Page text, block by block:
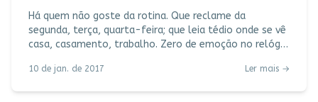
Há quem não goste da rotina. Que reclame da
segunda, terça, quarta-feira; que leia tédio onde se vê
casa, casamento, trabalho. Zero de emoção no relógio
que não se reinventa, no velho e bom pão com
10 de jan. de 2017 Ler mais →